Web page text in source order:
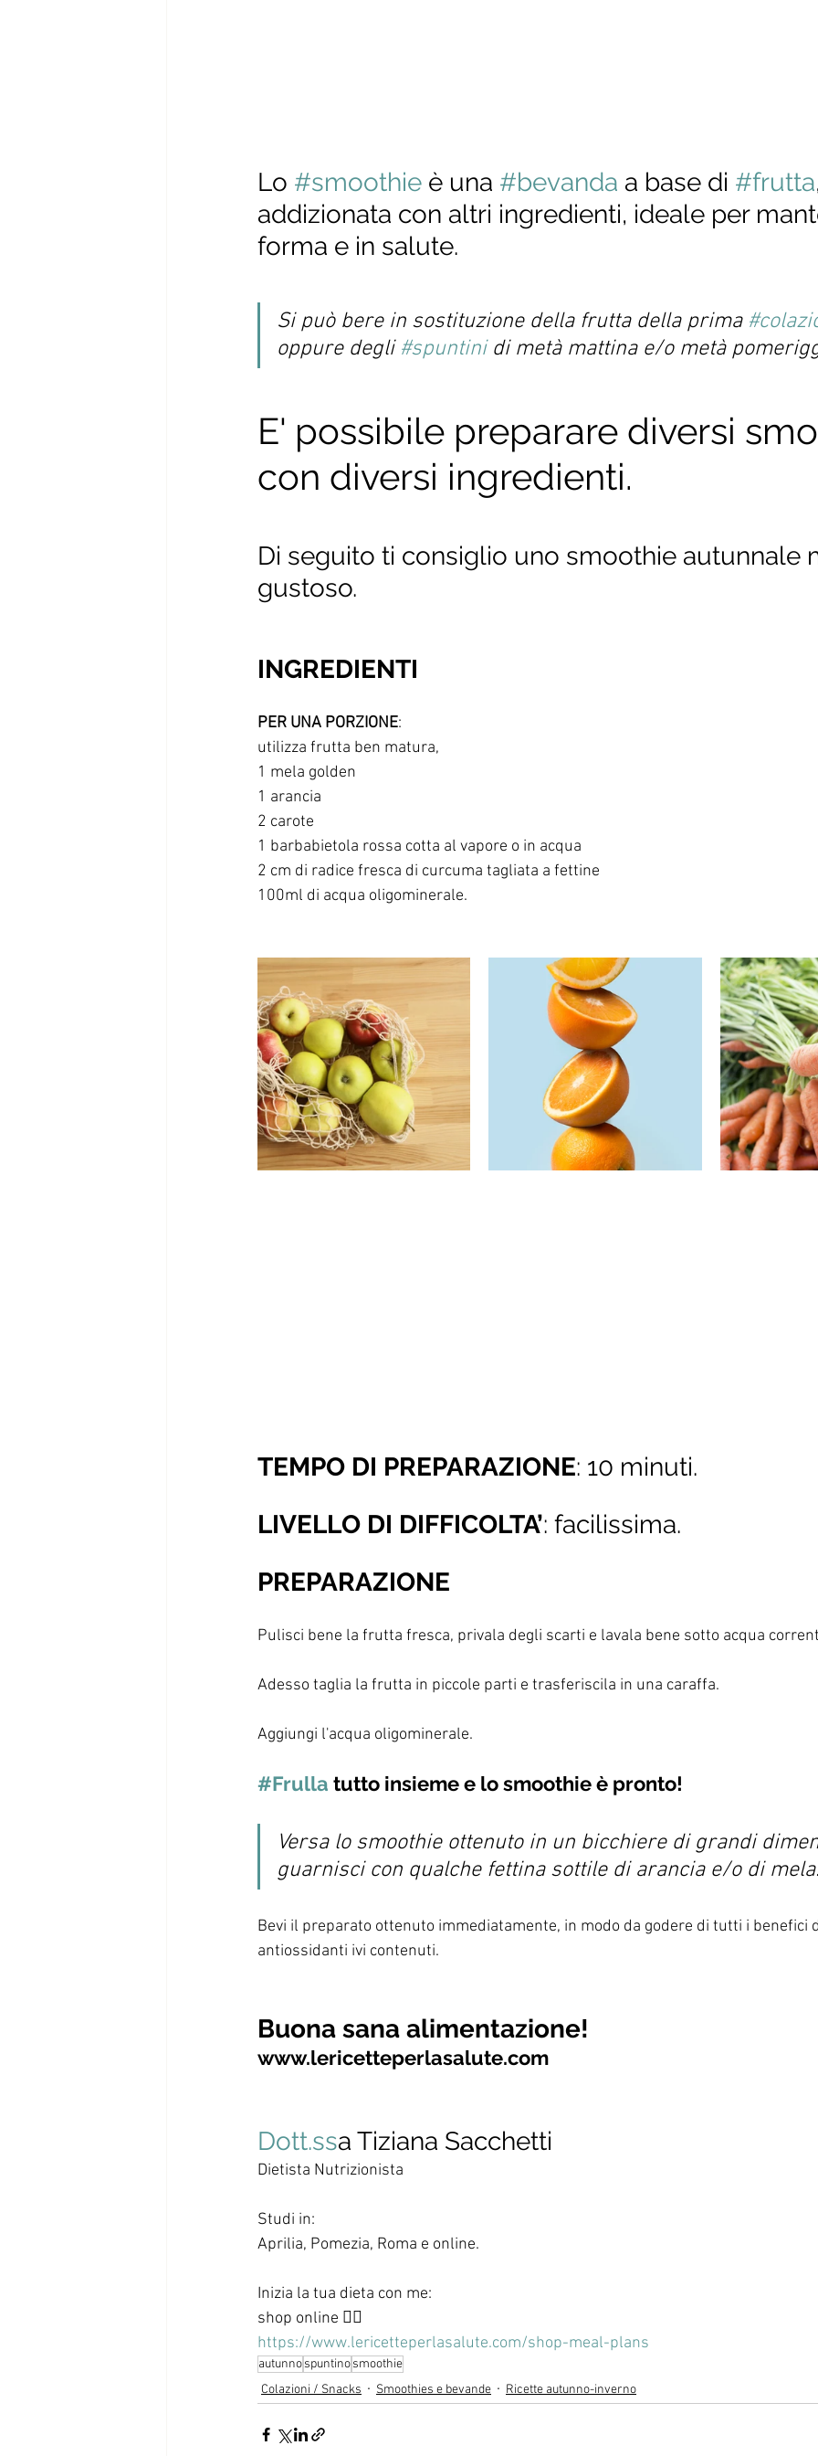
Lo #smoothie è una #bevanda a base di #frutta
addizionata con altri ingredienti, ideale per
forma e in salute.
Si può bere in sostituzione della frutta della prima
oppure degli #spuntini di metà mattina e/o metà
E' possibile preparare diversi
con diversi ingredienti.
Di seguito ti consiglio uno smoothie autunnale
gustoso.
INGREDIENTI
PER UNA PORZIONE:
utilizza frutta ben matura,
1 mela golden
1 arancia
2 carote
1 barbabietola rossa cotta al vapore o in acqua
2 cm di radice fresca di curcuma tagliata a fettine
100ml di acqua oligominerale.
TEMPO DI PREPARAZIONE: 10 minuti.
LIVELLO DI DIFFICOLTA’: facilissima.
PREPARAZIONE
Pulisci bene la frutta fresca, privala degli scarti e lavala bene sotto acqua
Adesso taglia la frutta in piccole parti e trasferiscila in una caraffa.
Aggiungi l'acqua oligominerale.
#Frulla tutto insieme e lo smoothie è pronto!
Versa lo smoothie ottenuto in un bicchiere di grandi
guarnisci con qualche fettina sottile di arancia e/o di
Bevi il preparato ottenuto immediatamente, in modo da godere di tutti i benefici
antiossidanti ivi contenuti.
Buona sana alimentazione!
www.lericetteperlasalute.com
Dott.ssa Tiziana Sacchetti
Dietista Nutrizionista
Studi in:
Aprilia, Pomezia, Roma e online.
Inizia la tua dieta con me:
shop online 👇🏻
https://www.lericetteperlasalute.com/shop-meal-plans
autunnospuntinosmoothie
Colazioni / Snacks
Smoothies e bevande Ricette autunno-inverno